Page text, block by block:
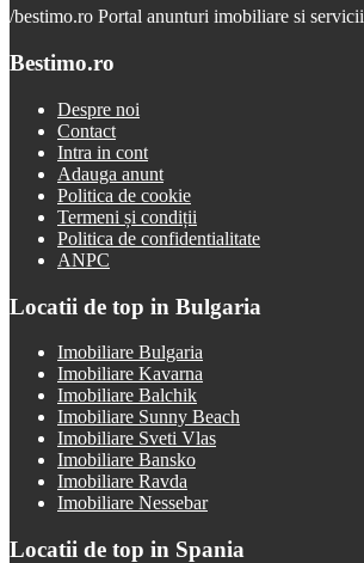
/bestimo.ro Portal anunturi imobiliare si servicii
Bestimo.ro
Despre noi
Contact
Intra in cont
Adauga anunt
Politica de cookie
Termeni și condiții
Politica de confidentialitate
ANPC
Locatii de top in Bulgaria
Imobiliare Bulgaria
Imobiliare Kavarna
Imobiliare Balchik
Imobiliare Sunny Beach
Imobiliare Sveti Vlas
Imobiliare Bansko
Imobiliare Ravda
Imobiliare Nessebar
Locatii de top in Spania